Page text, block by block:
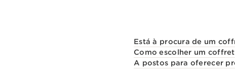
Está à procura de um
Como escolher um
A postos para oferecer